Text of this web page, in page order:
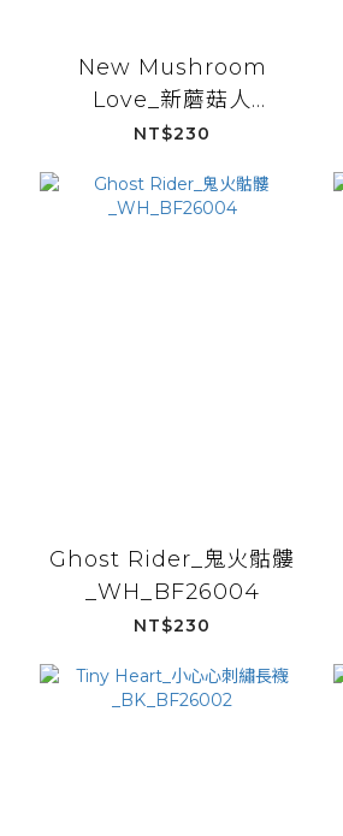
New Mushroom
Love_新蘑菇人
_BK_BF26099
NT$230
Ghost Rider_鬼火骷髏
_WH_BF26004
NT$230